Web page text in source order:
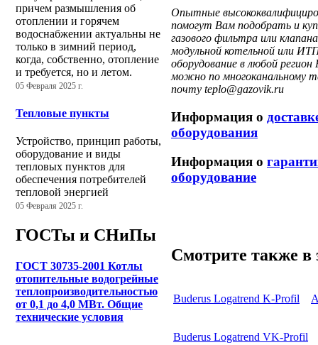
причем размышления об
отоплении и горячем
водоснабжении актуальны не
только в зимний период,
когда, собственно, отопление
и требуется, но и летом.
05 Февраля 2025 г.
Тепловые пункты
Устройство, принцип работы,
оборудование и виды
тепловых пунктов для
обеспечения потребителей
тепловой энергией
05 Февраля 2025 г.
ГОСТы и СНиПы
ГОСТ 30735-2001 Котлы
отопительные водогрейные
теплопроизводительностью
от 0,1 до 4,0 МВт. Общие
технические условия
Опытные
помогут Вам подобрать и
газового фильтра или
модульной котельной или
оборудование в любой
можно по многоканальному
почту teplo@gazovik.ru
Информация о
оборудования
Информация о
оборудование
Смотрите также в
Buderus Logatrend K-Profil
Buderus Logatrend VK-Profil